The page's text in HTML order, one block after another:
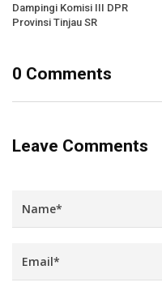
Dampingi Komisi III DPR
Provinsi Tinjau SR
0 Comments
Leave Comments